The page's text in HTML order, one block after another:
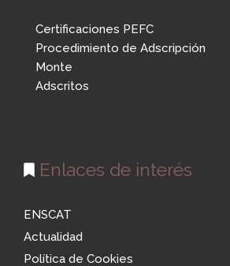
Certificaciones PEFC
Procedimiento de Adscripción
Monte
Adscritos
Enlaces de interés
ENSCAT
Actualidad
Política de Cookies